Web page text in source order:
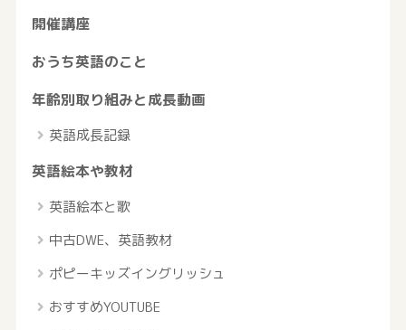
開催講座
おうち英語のこと
年齢別取り組みと成長動画
英語成長記録
英語絵本や教材
英語絵本と歌
中古DWE、英語教材
ポピーキッズイングリッシュ
おすすめYOUTUBE